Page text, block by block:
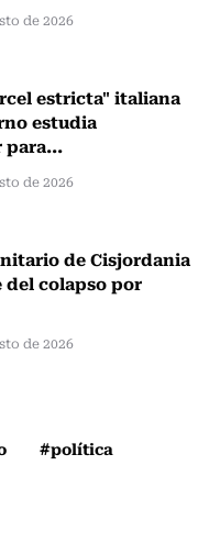
de 2026
estricta" italiana
estudia
de 2026
de Cisjordania
del colapso por
de 2026
#política